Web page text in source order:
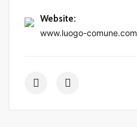
Website:
www.luogo-comune.com